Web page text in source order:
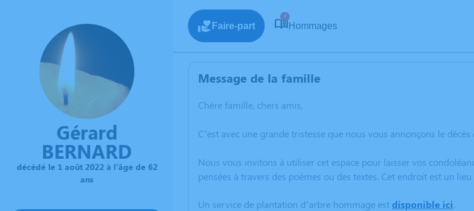
Gérard
BERNARD
décédé le 1 août 2022 à l'âge de 62
ans
Faire-part
4
Hommages
Message de la famille
Chère famille, chers amis,
C’est avec une grande tristesse que nous vous annonçons le
Nous vous invitons à utiliser cet espace pour laisser vos
pensées à travers des poèmes ou des textes. Cet endroit est un
Un service de plantation d’arbre hommage estdisponible ici.